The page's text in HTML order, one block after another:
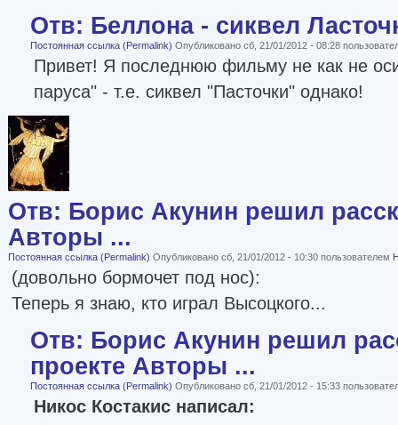
Отв: Беллона - сиквел
Постоянная ссылка (Permalink) Опубликовано сб, 21/01/2012 - 08:28
Привет! Я последнюю фильму не как не
паруса" - т.е. сиквел "Пасточки" однако!
Отв: Борис Акунин решил
Авторы ...
Постоянная ссылка (Permalink) Опубликовано сб, 21/01/2012 - 10:30 пользователем
(довольно бормочет под нос):
Теперь я знаю, кто играл Высоцкого...
Отв: Борис Акунин решил
проекте Авторы ...
Постоянная ссылка (Permalink) Опубликовано сб, 21/01/2012 - 15:33
Никос Костакис написал: